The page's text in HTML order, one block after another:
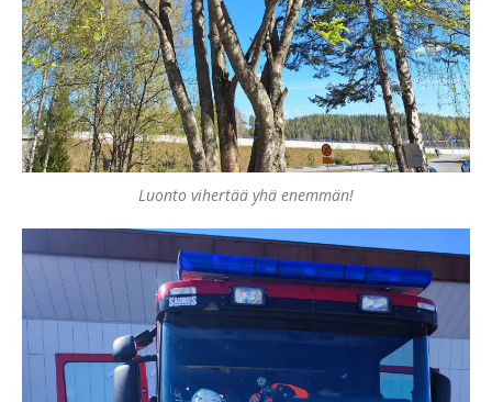
Luonto vihertää yhä enemmän!